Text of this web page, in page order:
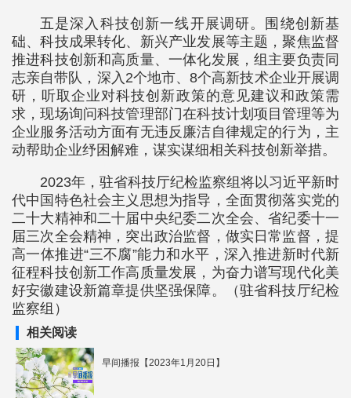
五是深入科技创新一线开展调研。围绕创新基
础、科技成果转化、新兴产业发展等主题，聚焦监督
推进科技创新和高质量、一体化发展，组主要负责同
志亲自带队，深入2个地市、8个高新技术企业开展调
研，听取企业对科技创新政策的意见建议和政策需
求，现场询问科技管理部门在科技计划项目管理等为
企业服务活动方面有无违反廉洁自律规定的行为，主
动帮助企业纾困解难，谋实谋细相关科技创新举措。
2023年，驻省科技厅纪检监察组将以习近平新时
代中国特色社会主义思想为指导，全面贯彻落实党的
二十大精神和二十届中央纪委二次全会、省纪委十一
届三次全会精神，突出政治监督，做实日常监督，提
高一体推进“三不腐”能力和水平，深入推进新时代新
征程科技创新工作高质量发展，为奋力谱写现代化美
好安徽建设新篇章提供坚强保障。（驻省科技厅纪检
监察组）
相关阅读
早间播报【2023年1月20日】